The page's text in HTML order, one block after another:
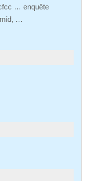
… enquête
…